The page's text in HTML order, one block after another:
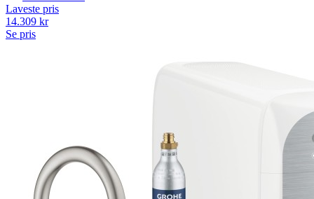
Laveste pris
14.309 kr
Se pris